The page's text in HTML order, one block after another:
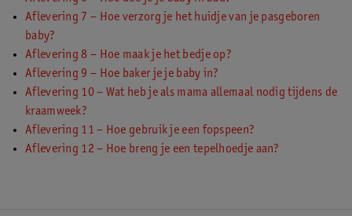
Aflevering 7 – Hoe verzorg je het huidje van je pasgeboren
baby?
Aflevering 8 – Hoe maak je het bedje op?
Aflevering 9 – Hoe baker je je baby in?
Aflevering 10 – Wat heb je als mama allemaal nodig tijdens de
kraamweek?
Aflevering 11 – Hoe gebruik je een fopspeen?
Aflevering 12 – Hoe breng je een tepelhoedje aan?